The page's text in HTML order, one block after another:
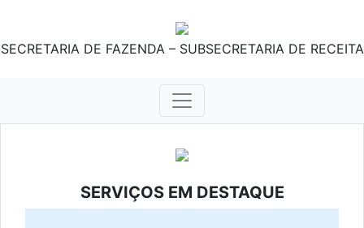
SECRETARIA DE FAZENDA – SUBSECRETARIA DE RECEITA
SERVIÇOS EM DESTAQUE